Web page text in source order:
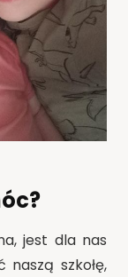
jest dla nas
naszą szkołę,